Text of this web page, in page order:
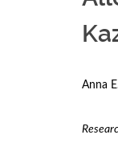
Anna